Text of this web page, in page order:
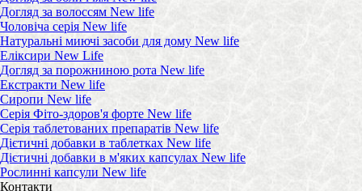
Догляд за волоссям New life
Чоловіча серія New life
Натуральні миючі засоби для дому New life
Еліксири New Life
Догляд за порожниною рота New life
Екстракти New life
Сиропи New life
Серія Фіто-здоров'я форте New life
Серія таблетованих препаратів New life
Дієтичні добавки в таблетках New life
Дієтичні добавки в м'яких капсулах New life
Рослинні капсули New life
Контакти